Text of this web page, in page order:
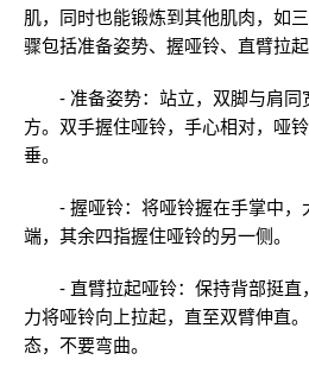
肌，同时也能锻炼到其他肌肉，如
骤包括准备姿势、握哑铃、直臂拉
- 准备姿势：站立，双脚与肩
方。双手握住哑铃，手心相对，哑
垂。
- 握哑铃：将哑铃握在手掌中
端，其余四指握住哑铃的另一侧。
- 直臂拉起哑铃：保持背部挺
力将哑铃向上拉起，直至双臂伸直
态，不要弯曲。